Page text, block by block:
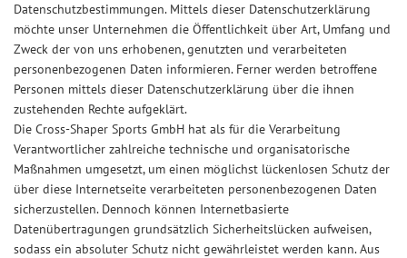
Datenschutzbestimmungen. Mittels dieser Datenschutzerklärung
möchte unser Unternehmen die Öffentlichkeit über Art, Umfang und
Zweck der von uns erhobenen, genutzten und verarbeiteten
personenbezogenen Daten informieren. Ferner werden betroffene
Personen mittels dieser Datenschutzerklärung über die ihnen
zustehenden Rechte aufgeklärt.
Die Cross-Shaper Sports GmbH hat als für die Verarbeitung
Verantwortlicher zahlreiche technische und organisatorische
Maßnahmen umgesetzt, um einen möglichst lückenlosen Schutz der
über diese Internetseite verarbeiteten personenbezogenen Daten
sicherzustellen. Dennoch können Internetbasierte
Datenübertragungen grundsätzlich Sicherheitslücken aufweisen,
sodass ein absoluter Schutz nicht gewährleistet werden kann. Aus